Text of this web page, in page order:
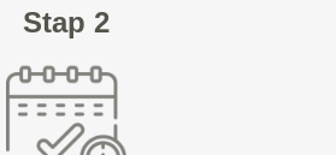
Stap 2